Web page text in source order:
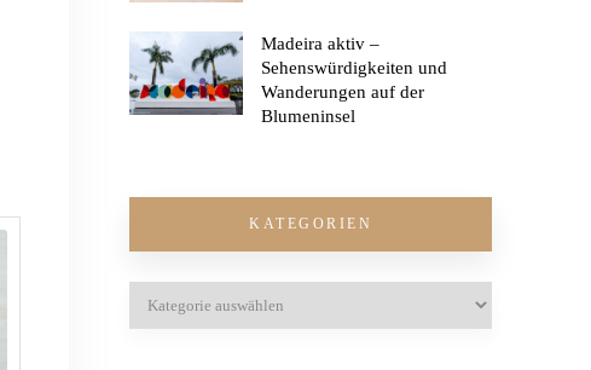
Madeira aktiv –
Sehenswürdigkeiten und
Wanderungen auf der
Blumeninsel
KATEGORIEN